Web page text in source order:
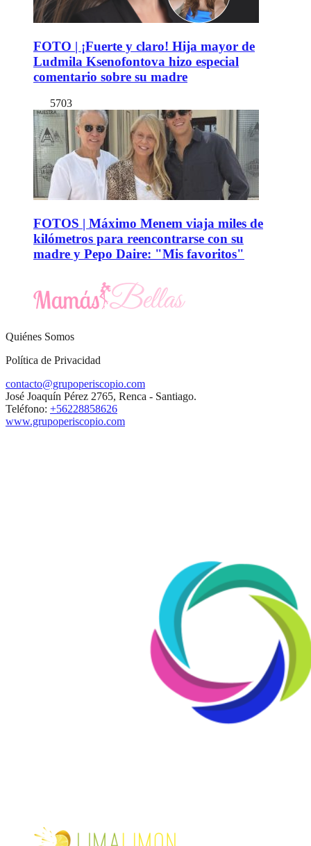
FOTO | ¡Fuerte y claro! Hija mayor de
Ludmila Ksenofontova hizo especial
comentario sobre su madre
5703
FOTOS | Máximo Menem viaja miles de
kilómetros para reencontrarse con su
madre y Pepo Daire: "Mis favoritos"
Quiénes Somos
Política de Privacidad
contacto@grupoperiscopio.com
José Joaquín Pérez 2765, Renca - Santiago.
Teléfono: +56228858626
www.grupoperiscopio.com